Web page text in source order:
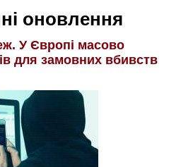
оновлення
У Європі масово
для замовних вбивств